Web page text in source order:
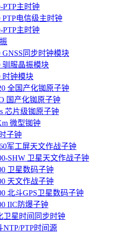
PTP主时钟
PTP电信级主时钟
PTP主时钟
GNSS同步时钟模块
驯服晶振模块
时钟模块
全国产化铷原子钟
国产化铷原子钟
芯片级铷原子钟
微型铷钟
子钟
军工屏天文作战子钟
SHW 卫星天文作战子钟
卫星数码子钟
天文作战子钟
北斗GPS卫星数码子钟
IIC防爆子钟
卫星时间同步时钟
NTP/PTP时间源